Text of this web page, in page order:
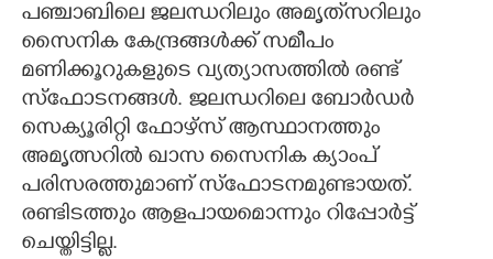
LITERATURE
ZOOM
CONTACT US
പഞ്ചാബിലെ ജലന്ധറിലും അമൃത്‌സറിലും
സൈനിക കേന്ദ്രങ്ങൾക്ക് സമീപം
മണിക്കൂറുകളുടെ വ്യത്യാസത്തിൽ രണ്ട്
സ്ഫോടനങ്ങൾ. ജലന്ധറിലെ ബോർഡർ
സെക്യൂരിറ്റി ഫോഴ്സ് ആസ്ഥാനത്തും
അമൃത്സറിൽ ഖാസ സൈനിക ക്യാംപ്
പരിസരത്തുമാണ് സ്ഫോടനമുണ്ടായത്.
രണ്ടിടത്തും ആളപായമൊന്നും റിപ്പോർട്ട്
ചെയ്തിട്ടില്ല.